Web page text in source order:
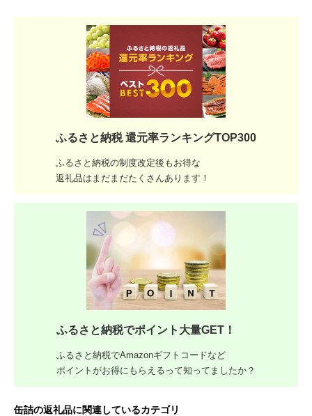
ふるさと納税 還元率ランキングTOP300
ふるさと納税の制度改定後もお得な
返礼品はまだまだたくさんあります！
ふるさと納税でポイント大量GET！
ふるさと納税でAmazonギフトコードなど
ポイントがお得にもらえるって知ってましたか？
缶詰の返礼品に関連しているカテゴリ